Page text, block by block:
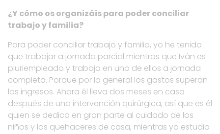
¿Y cómo os organizáis para poder conciliar
trabajo y familia?
Para poder conciliar trabajo y familia, yo he tenido
que trabajar a jornada parcial mientras que Iván es
pluriempleado y trabaja en uno de ellos a jornada
completa. Porque por lo general los gastos superan
los ingresos. Ahora él lleva dos meses en casa
después de una intervención quirúrgica, así que es él
quien se dedica en gran parte al cuidado de los
niños y los quehaceres de casa, mientras yo estudio